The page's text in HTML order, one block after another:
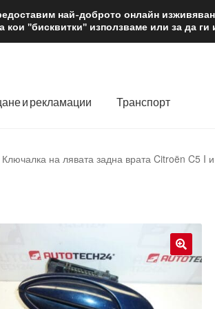
лв.
и рекламации Транспорт
Ключалка на лявата задна врата Citroën C5 I
🔍
най-доброто онлайн
"бисквитки" използваме или за да ги